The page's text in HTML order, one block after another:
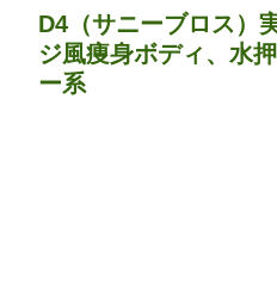
D4（サニーブロス）
ジ風痩身ボディ、水
ー系